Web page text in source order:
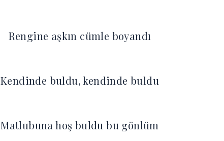
Rengine aşkın cümle boyandı
Kendinde buldu, kendinde buldu
Matlubuna hoş buldu bu gönlüm